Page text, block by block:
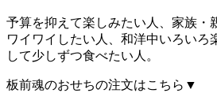
予算を抑えて楽しみたい人、家族・
ワイワイしたい人、和洋中いろいろ
して少しずつ食べたい人。
板前魂のおせちの注文はこちら▼